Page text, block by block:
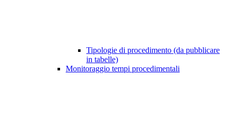
Tipologie di procedimento (da pubblicare
in tabelle)
Monitoraggio tempi procedimentali